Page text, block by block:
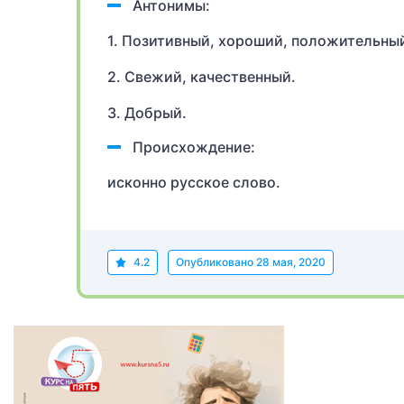
Антонимы:
1. Позитивный, хороший,
2. Свежий, качественный.
3. Добрый.
Происхождение:
исконно русское слово.
4.2 Опубликовано 28 мая, 2020